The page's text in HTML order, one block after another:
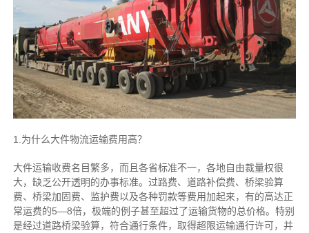
1.为什么大件物流运输费用高？
大件运输收费名目繁多，而且各省标准不一，各地自由裁量权很
大，缺乏公开透明的办事标准。过路费、道路补偿费、桥梁验算
费、桥梁加固费、监护费以及各种罚款等费用加起来，有的高达正
常运费的5—8倍，极端的例子甚至超过了运输货物的总价格。特别
是经过道路桥梁验算，符合通行条件，取得超限运输通行许可，并